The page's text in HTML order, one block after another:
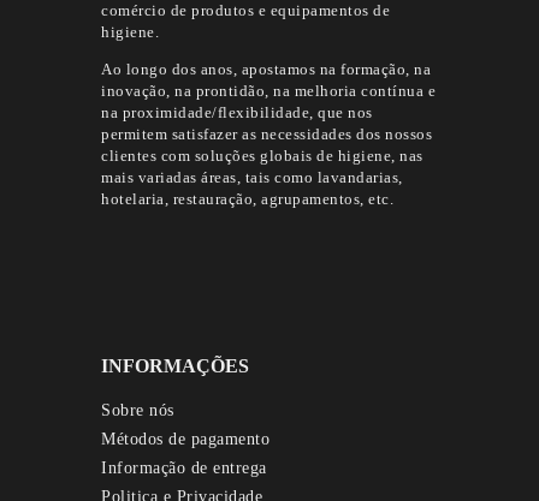
comércio de produtos e equipamentos de
higiene.
Ao longo dos anos, apostamos na formação, na
inovação, na prontidão, na melhoria contínua e
na proximidade/flexibilidade, que nos
permitem satisfazer as necessidades dos nossos
clientes com soluções globais de higiene, nas
mais variadas áreas, tais como lavandarias,
hotelaria, restauração, agrupamentos, etc.
INFORMAÇÕES
Sobre nós
Métodos de pagamento
Informação de entrega
Politica e Privacidade